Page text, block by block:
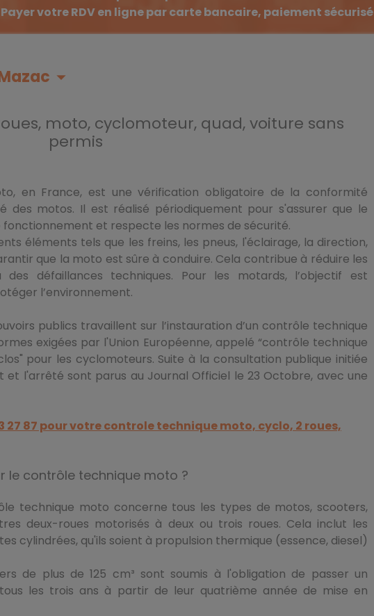
Payer votre RDV en ligne par carte bancaire, paiement sécurisé
arrow_drop_down
moto, cyclomoteur, quad, voiture sans
permis
en France, est une vérification obligatoire de la conformité
des motos. Il est réalisé périodiquement pour s'assurer que le
et respecte les normes de sécurité.
éléments tels que les freins, les pneus, l'éclairage, la direction,
que la moto est sûre à conduire. Cela contribue à réduire les
des défaillances techniques. Pour les motards, l’objectif est
l’environnement.
publics travaillent sur l’instauration d’un contrôle technique
exigées par l'Union Européenne, appelé “contrôle technique
pour les cyclomoteurs. Suite à la consultation publique initiée
l'arrêté sont parus au Journal Officiel le 23 Octobre, avec une
27 87 pour votre controle technique moto, cyclo, 2 roues,
le contrôle technique moto ?
technique moto concerne tous les types de motos, scooters,
deux-roues motorisés à deux ou trois roues. Cela inclut les
cylindrées, qu'ils soient à propulsion thermique (essence, diesel)
de plus de 125 cm³ sont soumis à l'obligation de passer un
les trois ans à partir de leur quatrième année de mise en